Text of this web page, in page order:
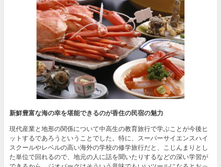
新鮮豊富な海の幸を堪能できるのが香住の民宿の魅力
現代産業と地形の関係について中高生の教育旅行で学ぶことが今後ヒ
ットするであろうということでした。特に、スーパーサイエンスハイ
スクールやレベルの高い海外の学校の修学旅行だと、こじんまりとし
た単位で回れるので、地元の人に話を聞いたりするなどの深い学習が